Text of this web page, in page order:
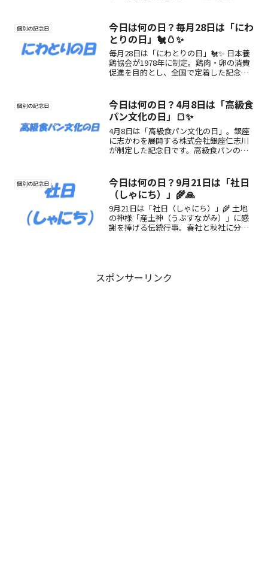
個別の記念日
今日は何の日？毎月28日は「にわ
とりの日」🐔🥚✨
毎月28日は「にわとりの日」🐔✨ 日本養
鶏協会が1978年に制定。鶏肉・卵の消費
促進を目的とし、全国で定着した記念
個別の記念日
今日は何の日？4月8日は「高級食
パン文化の日」🍞✨
4月8日は「高級食パン文化の日」。銀座
に志かわを展開する株式会社銀座仁志川
が制定した記念日です。高級食パンの魅
個別の記念日
今日は何の日？9月21日は「社日
（しゃにち）」🌾🙏
9月21日は「社日（しゃにち）」🌾 土地
の神様「産土神（うぶすながみ）」に感
謝を捧げる伝統行事。春社と秋社に分か
スポンサーリンク